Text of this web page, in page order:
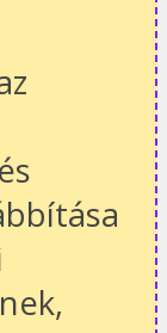
és